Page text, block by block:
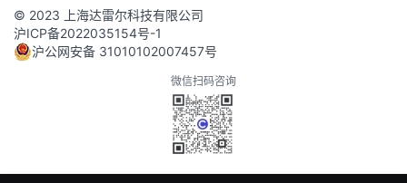
© 2023 上海达雷尔科技有限公司
沪ICP备2022035154号-1
沪公网安备 31010102007457号
微信扫码咨询